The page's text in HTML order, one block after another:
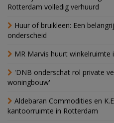
Rotterdam volledig verhuurd
Huur of bruikleen: Een
onderscheid
MR Marvis huurt winkelruimte
'DNB onderschat rol private
woningbouw'
Aldebaran Commodities en
kantoorruimte in Rotterdam